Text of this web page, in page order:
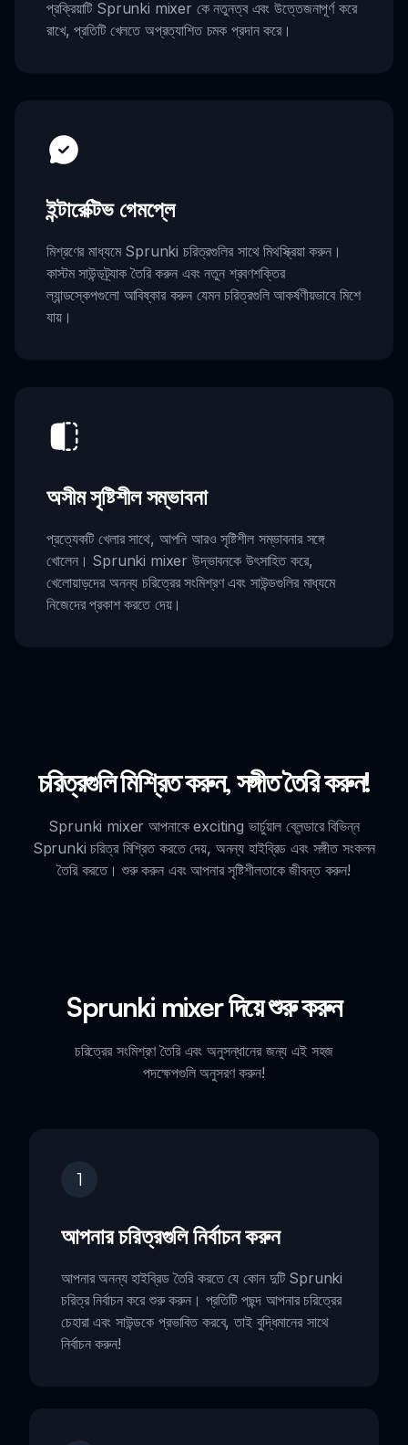
প্রক্রিয়াটি Sprunki mixer কে নতুনত্ব এবং উত্তেজনাপূর্ণ করে
রাখে, প্রতিটি খেলতে অপ্রত্যাশিত চমক প্রদান করে।
ইন্টারেক্টিভ গেমপ্লে
মিশ্রণের মাধ্যমে Sprunki চরিত্রগুলির সাথে মিথস্ক্রিয়া করুন।
কাস্টম সাউন্ডট্র্যাক তৈরি করুন এবং নতুন শ্রবণশক্তির
ল্যান্ডস্কেপগুলো আবিষ্কার করুন যেমন চরিত্রগুলি আকর্ষণীয়ভাবে মিশে
যায়।
অসীম সৃষ্টিশীল সম্ভাবনা
প্রত্যেকটি খেলার সাথে, আপনি আরও সৃষ্টিশীল সম্ভাবনার সঙ্গে
খোলেন। Sprunki mixer উদ্ভাবনকে উৎসাহিত করে,
খেলোয়াড়দের অনন্য চরিত্রের সংমিশ্রণ এবং সাউন্ডগুলির মাধ্যমে
নিজেদের প্রকাশ করতে দেয়।
চরিত্রগুলি মিশ্রিত করুন, সঙ্গীত তৈরি করুন!
Sprunki mixer আপনাকে exciting ভার্চুয়াল ব্লেন্ডারে বিভিন্ন
Sprunki চরিত্র মিশ্রিত করতে দেয়, অনন্য হাইব্রিড এবং সঙ্গীত সংকলন
তৈরি করতে। শুরু করুন এবং আপনার সৃষ্টিশীলতাকে জীবন্ত করুন!
Sprunki mixer দিয়ে শুরু করুন
চরিত্রের সংমিশ্রণ তৈরি এবং অনুসন্ধানের জন্য এই সহজ
পদক্ষেপগুলি অনুসরণ করুন!
1
আপনার চরিত্রগুলি নির্বাচন করুন
আপনার অনন্য হাইব্রিড তৈরি করতে যে কোন দুটি Sprunki
চরিত্র নির্বাচন করে শুরু করুন। প্রতিটি পছন্দ আপনার চরিত্রের
চেহারা এবং সাউন্ডকে প্রভাবিত করবে, তাই বুদ্ধিমানের সাথে
নির্বাচন করুন!